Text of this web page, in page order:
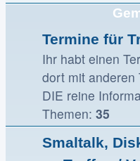
Termine für
Ihr habt einen
dort mit anderen
DIE reine
Themen: 35
Smaltalk,